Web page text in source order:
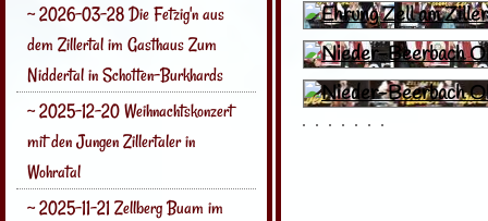
~ 2026-03-28 Die Fetzig'n aus
dem Zillertal im Gasthaus Zum
Niddertal in Schotten-Burkhards
~ 2025-12-20 Weihnachtskonzert
mit den Jungen Zillertaler in
Wohratal
~ 2025-11-21 Zellberg Buam im